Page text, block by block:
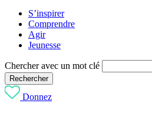
S’inspirer
Comprendre
Agir
Jeunesse
Chercher avec un mot clé
Rechercher
Donnez